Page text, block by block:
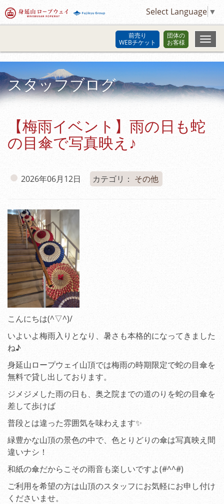
Select Language ▼
前売り
WEBチケット
団体の
お客様
スタッフブログ
【梅雨イベント】雨の日も蛇
の目傘で写真映え♪
2026年06月12日 カテゴリ： その他
こんにちは(^▽^)/
いよいよ梅雨入りとなり、暑さも本格的になってきました
ね♪
身延山ロープウェイ山頂では梅雨の時期限定で蛇の目傘を
無料で貸し出しております。
ジメジメした雨の日も、奥之院までの道のりを蛇の目傘を
差して歩けば
普段とは違った雰囲気を味わえます✨
緑豊かな山頂の景色の中で、色とりどりの傘は写真映え間
違いナシ！
和紙の傘だからこその雨音も楽しいですよ(#^^#)
ご利用を希望の方は山頂のスタッフにお気軽にお申し付け
くださいませ。